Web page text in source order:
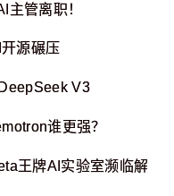
主管离职！
源碾压
V3
谁更强？
王牌AI实验室濒临解体